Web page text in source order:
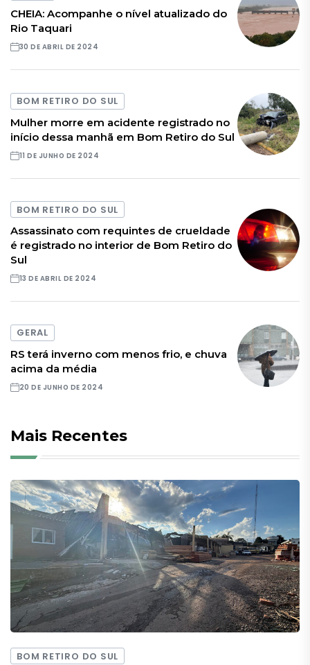
CHEIA: Acompanhe o nível atualizado do
Rio Taquari
30 DE ABRIL DE 2024
BOM RETIRO DO SUL
Mulher morre em acidente registrado no
início dessa manhã em Bom Retiro do Sul
11 DE JUNHO DE 2024
BOM RETIRO DO SUL
Assassinato com requintes de crueldade
é registrado no interior de Bom Retiro do
Sul
13 DE ABRIL DE 2024
GERAL
RS terá inverno com menos frio, e chuva
acima da média
20 DE JUNHO DE 2024
Mais Recentes
BOM RETIRO DO SUL